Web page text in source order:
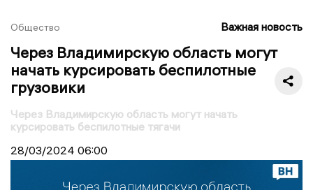
Общество Важная новость
Через Владимирскую область могут
начать курсировать беспилотные
грузовики
Через Владимирскую область могут начать
курсировать беспилотные тягачи
28/03/2024 06:00